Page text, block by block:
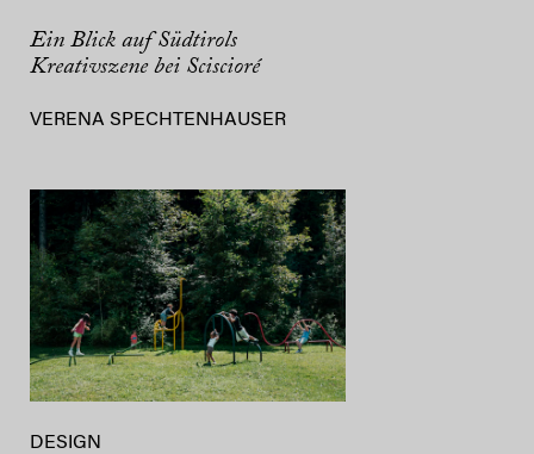
Ein Blick auf Südtirols
Kreativszene bei Sciscioré
VERENA SPECHTENHAUSER
DESIGN